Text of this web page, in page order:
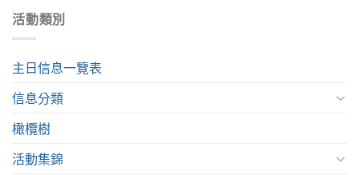
活動類別
主日信息一覽表
信息分類
橄欖樹
活動集錦